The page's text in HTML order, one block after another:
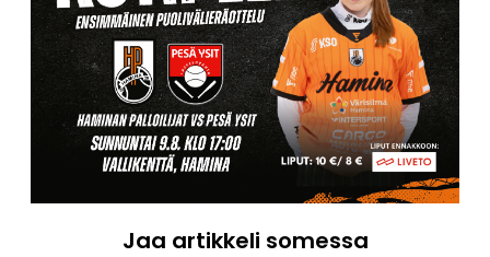
Jaa artikkeli somessa